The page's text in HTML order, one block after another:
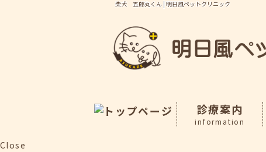
柴犬 五郎丸くん | 明日風ペットクリニック
診療案内
information
Close